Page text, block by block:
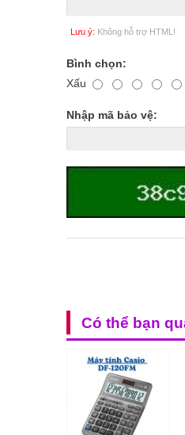
Lưu ý: Không hỗ trợ HTML!
Bình chọn:
Xấu
Nhập mã bảo vệ:
Có thể bạn